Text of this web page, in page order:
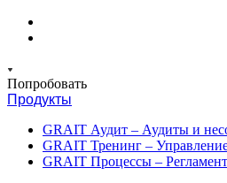
Попробовать
Продукты
GRAIT Аудит – Аудиты и
GRAIT Тренинг –
GRAIT Процессы –